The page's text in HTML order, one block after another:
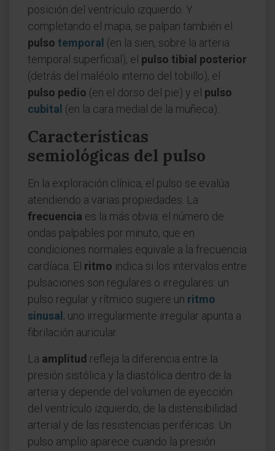
posición del ventrículo izquierdo. Y
completando el mapa, se palpan también el
pulso temporal (en la sien, sobre la arteria
temporal superficial), el pulso tibial posterior
(detrás del maléolo interno del tobillo), el
pulso pedio (en el dorso del pie) y el pulso
cubital (en la cara medial de la muñeca).
Características
semiológicas del pulso
En la exploración clínica, el pulso se evalúa
atendiendo a varias propiedades. La
frecuencia es la más obvia: el número de
ondas palpables por minuto, que en
condiciones normales equivale a la frecuencia
cardíaca. El ritmo indica si los intervalos entre
pulsaciones son regulares o irregulares: un
pulso regular y rítmico sugiere un ritmo
sinusal ; uno irregularmente irregular apunta a
fibrilación auricular.
La amplitud refleja la diferencia entre la
presión sistólica y la diastólica dentro de la
arteria y depende del volumen de eyección
del ventrículo izquierdo, de la distensibilidad
arterial y de las resistencias periféricas. Un
pulso amplio aparece cuando la presión